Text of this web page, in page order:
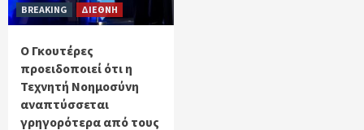
BREAKING ΔΙΕΘΝΗ
Ο Γκουτέρες
προειδοποιεί ότι η
Τεχνητή Νοημοσύνη
αναπτύσσεται
γρηγορότερα από τους